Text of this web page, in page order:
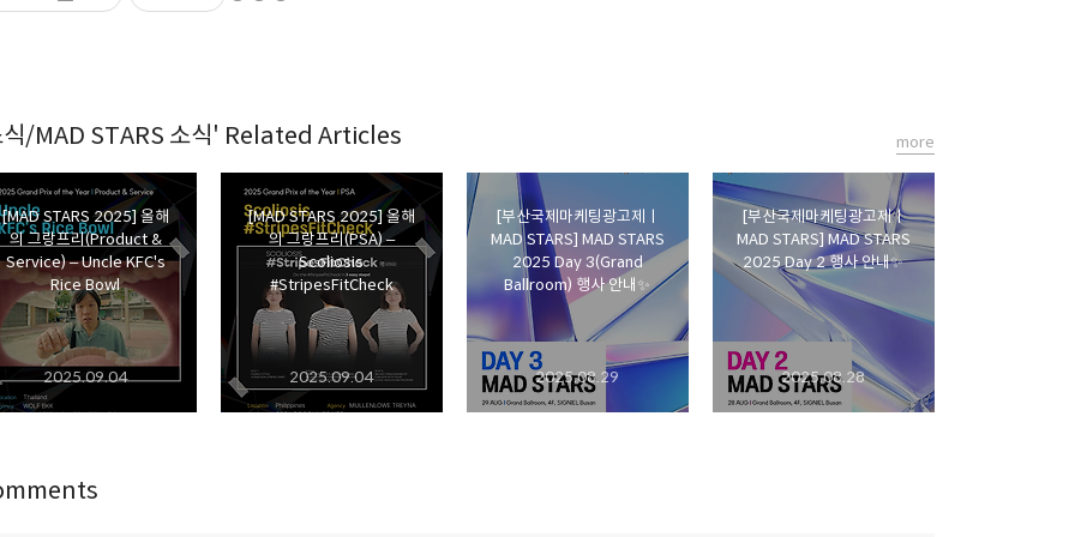
/MAD STARS 소식' Related Articles
[MAD STARS 2025] 올해
의 그랑프리(Product &
Service) – Uncle KFC's
Rice Bowl
2025.09.04
[MAD STARS 2025] 올해
의 그랑프리(PSA) –
Scoliosis
#StripesFitCheck
2025.09.04
[부산국제마케팅광고제ㅣ
MAD STARS] MAD STARS
2025 Day 3(Grand
Ballroom) 행사 안내✨
2025.08.29
[부산국제마케팅광고제ㅣ
MAD STARS] MAD STARS
2025 Day 2 행사 안내✨
2025.08.28
more